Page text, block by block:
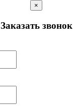
×
Заказать звонок